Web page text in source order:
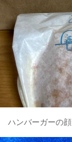
ハンバーガーの顔